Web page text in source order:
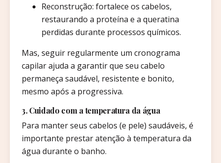
Reconstrução: fortalece os cabelos,
restaurando a proteína e a queratina
perdidas durante processos químicos.
Mas, seguir regularmente um cronograma
capilar ajuda a garantir que seu cabelo
permaneça saudável, resistente e bonito,
mesmo após a progressiva.
3. Cuidado com a temperatura da água
Para manter seus cabelos (e pele) saudáveis, é
importante prestar atenção à temperatura da
água durante o banho.